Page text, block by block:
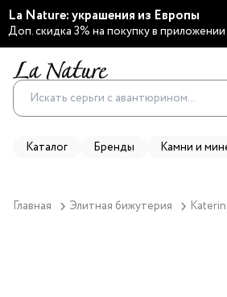
La Nature: украшения из Европы
Доп. скидка 3% на покупку в приложении
Каталог Бренды Камни и
Главная Элитная бижутерия